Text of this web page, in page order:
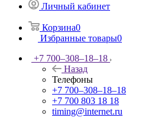
Личный кабинет
Корзина0
Избранные товары0
+7 700‒308‒18‒18
Назад
Телефоны
+7 700‒308‒18‒18
+7 700 803 18 18
timing@internet.ru